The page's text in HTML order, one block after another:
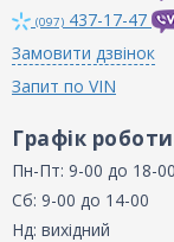
(097) 437-17-47
Замовити дзвінок
Запит по VIN
Графік роботи
Пн-Пт: 9-00 до 18-00
Сб: 9-00 до 14-00
Нд: вихідний